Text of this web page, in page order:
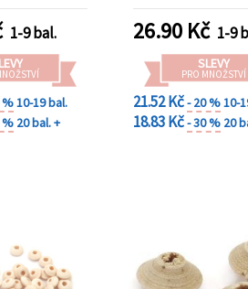
1-9 bal.
%10-19 bal.
% 20 bal. +
26.90 Kč 1-9
SLEVY
PRO MNOŽSTVÍ
21.52 Kč- 20 %10-
18.83 Kč- 30 % 20